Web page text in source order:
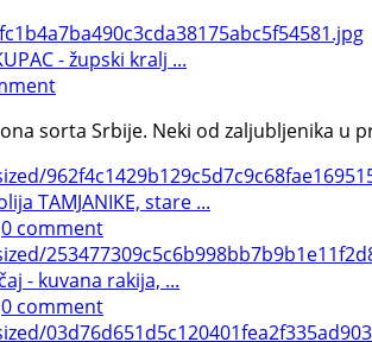
- župski kralj ...
sorta Srbije. Neki od zaljubljenika u
TAMJANIKE, stare ...
0 comment
- kuvana rakija, ...
0 comment